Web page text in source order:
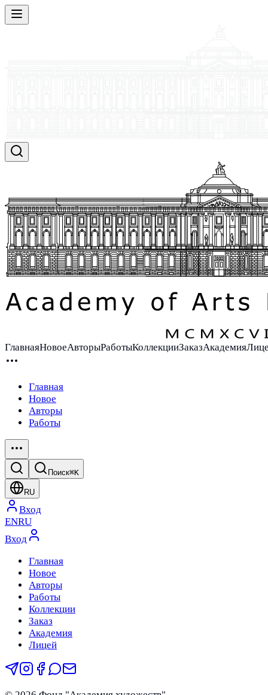
ГлавнаяНовоеАвторыРаботыКоллекцииЗаказАкадемия
Главная
Новое
Авторы
Работы
Поиск⌘K
RU
Вход
ENRU
Вход
Главная
Новое
Авторы
Работы
Коллекции
Заказ
Академия
Лицей